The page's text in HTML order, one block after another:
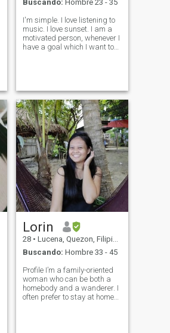
Buscando: Hombre 23 - 35
I'm simple. I love listening to
music. I love sunset. I am a
motivated person, whenever I
have a goal which I want to
as a per
Lorin
28 • Lucena, Quezon, Filipinas
Buscando: Hombre 33 - 45
Profile I’m a family-oriented
woman who can be both a
homebody and a wanderer. I
often prefer to stay at home